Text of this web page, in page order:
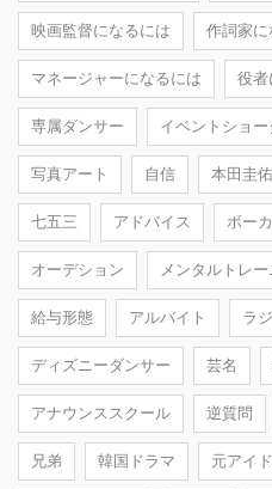
映画監督になるには 作詞家に
マネージャーになるには 役者
専属ダンサー イベントショ
写真アート 自信 本田圭佑
七五三 アドバイス ボー
オーデション メンタルトレ
給与形態 アルバイト ラ
ディズニーダンサー 芸名
アナウンススクール 逆質問
兄弟 韓国ドラマ 元アイ